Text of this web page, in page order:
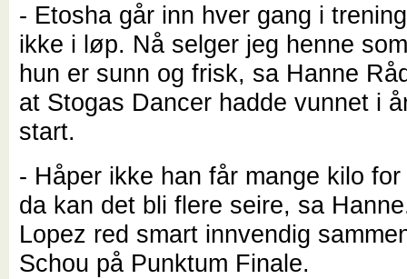
- Etosha går inn hver gang i
ikke i løp. Nå selger jeg henne
hun er sunn og frisk, sa Hanne
at Stogas Dancer hadde vunnet i
start.
- Håper ikke han får mange kilo
da kan det bli flere seire, sa
Lopez red smart innvendig
Schou på Punktum Finale.